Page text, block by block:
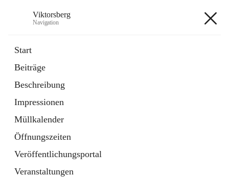
Viktorsberg
Navigation
Start
Beiträge
Beschreibung
Impressionen
Müllkalender
Öffnungszeiten
Veröffentlichungsportal
Veranstaltungen
1 Schnellzugriff
Bürgerservice
10 Schnellzugriffe